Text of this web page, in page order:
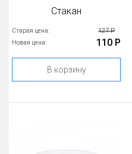
Стакан
Старая цена: 127 Р
Новая цена: 110 Р
В корзину